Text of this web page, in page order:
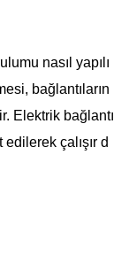
nasıl yapılı
bağlantıların
Elektrik bağlantı
çalışır d